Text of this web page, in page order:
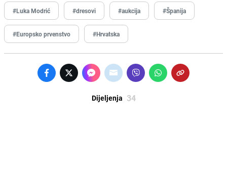
#Luka Modrić #dresovi #aukcija #Španija
#Europsko prvenstvo #Hrvatska
Dijeljenja 34